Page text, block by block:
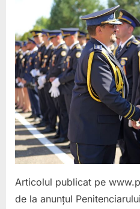
Articolul publicat pe
de la anunțul